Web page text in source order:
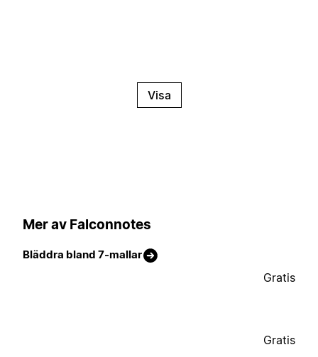
Visa
Mer av Falconnotes
Bläddra bland 7-mallar
Gratis
Gratis